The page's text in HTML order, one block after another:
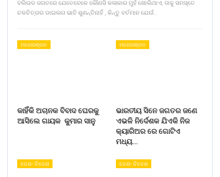
ବଲିଉଡ ଜଗତରେ ଯେତେବେଳେ କୌଣସି କଳାକାର ମୁହଁ ଖୋଲିଥାଏ, ତାକୁ ସମସ୍ତେ
ଚଳଚିତ୍ରର ଡାଇଲଗ ଭାବି ଶୁଣନ୍ତିନାହିଁ , କିନ୍ତୁ ବର୍ତମାନ ଯେଉଁ…
ମନୋରଞ୍ଜନ
କାହିଁକି ଅଚାନକ ବିବାଦ ଘେରକୁ
ଆସିଲେ ଗାୟକ କୁମାର ସାନୁ
ମନୋରଞ୍ଜନ
ଭାରତୀୟ ସିନେ ଜଗତର ଜଣେ
ଏଭଳି ନିର୍ଦେଶକ ଯିଏକି ନିଜ
କ୍ୟାରିଅର ରେ ଗୋଟିଏ
ମଧ୍ୟ…
ଦେଶ- ବିଦେଶ ଦେଶ- ବିଦେଶ